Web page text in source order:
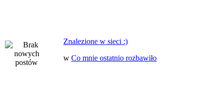
Znalezione w sieci :)
w Co mnie ostatnio rozbawiło